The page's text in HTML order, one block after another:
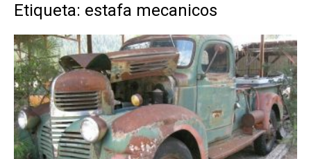
Etiqueta: estafa mecanicos